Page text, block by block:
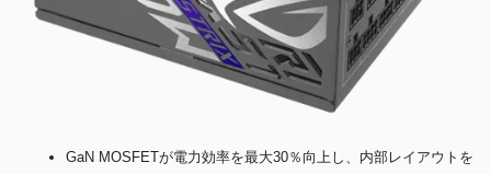
GaN MOSFETが電力効率を最大30％向上し、内部レイアウトを